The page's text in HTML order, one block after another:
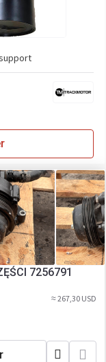
7256791
≈ 267,30 USD